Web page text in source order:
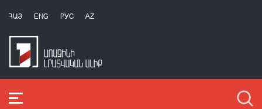
ՀԱՅ ENG РУС AZ